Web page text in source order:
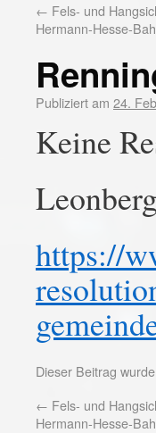
← Fels- und
Hermann-Hesse-
Publiziert am 24.
Keine
https://
Dieser Beitrag
← Fels- und
Hermann-Hesse-